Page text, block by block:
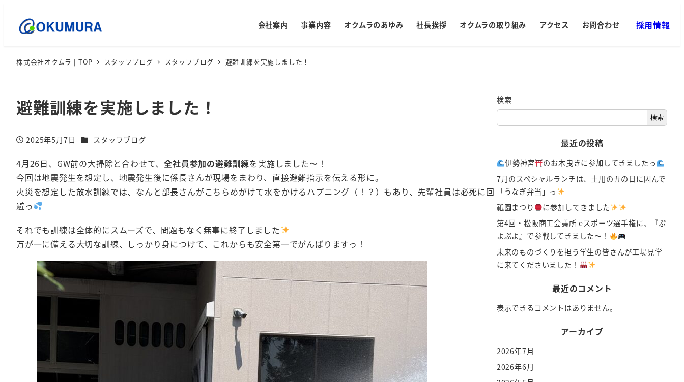
会社案内 事業内容 オクムラのあゆみ 社長挨拶 オクムラの取り組み アクセス お問合わせ 採用情報
株式会社オクムラ | TOP スタッフブログ スタッフブログ 避難訓練を実施しました！
避難訓練を実施しました！
投稿日
2025年5月7日 カテゴリー
スタッフブログ
4月26日、GW前の大掃除と合わせて、全社員参加の避難訓練を実施しました〜！
今回は地震発生を想定し、地震発生後に係長さんが現場をまわり、直接避難指示を伝える形に。
火災を想定した放水訓練では、なんと部長さんがこちらめがけて水をかけるハプニング（！？）もあり、先輩社員は必死に回
避っ
それでも訓練は全体的にスムーズで、問題もなく無事に終了しました
万が一に備える大切な訓練、しっかり身につけて、これからも安全第一でがんばりますっ！
検索
検索
最近の投稿
伊勢神宮
のお木曳きに参加してきましたっ
7月のスペシャルランチは、土用の丑の日に因んで
「うなぎ弁当」っ
祇園まつり
に参加してきました
第4回・松阪商工会議所 eスポーツ選手権に、『ぷ
よぷよ』で参戦してきました〜！
未来のものづくりを担う学生の皆さんが工場見学
に来てくださいました！
最近のコメント
表示できるコメントはありません。
アーカイブ
2026年7月
2026年6月